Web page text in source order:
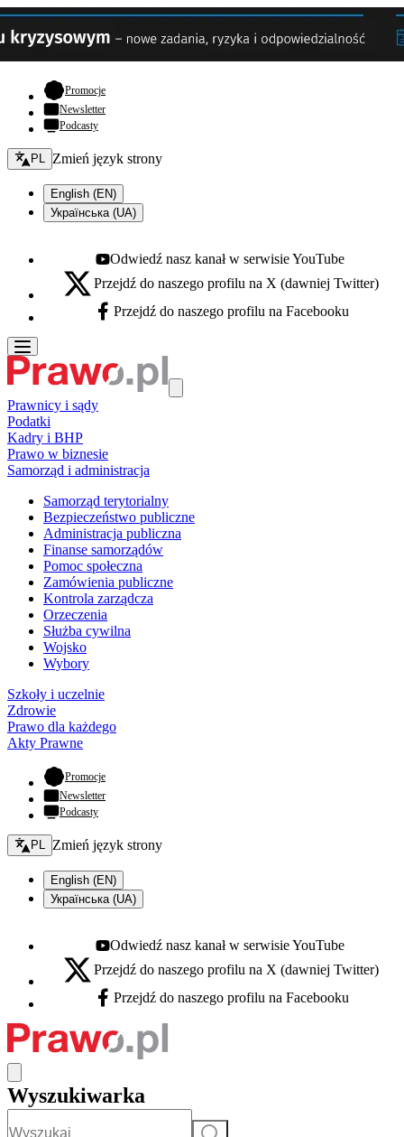
Promocje- otwiera się w nowej karcie
Newsletter
Podcasty
Zmień język - bieżący:
PL Zmień język strony
English (EN)
Українська (UA)
Youtube - otwiera się w nowej karcie
Odwiedź nasz kanał w serwisie YouTube
X - otwiera się w nowej karcie
Przejdź do naszego profilu na X (dawniej Twitter)
Facebook - otwiera się w nowej karcie
Przejdź do naszego profilu na Facebooku
Prawnicy i sądy
Podatki
Kadry i BHP
Prawo w biznesie
Samorząd i administracja
Samorząd terytorialny
Bezpieczeństwo publiczne
Administracja publiczna
Finanse samorządów
Pomoc społeczna
Zamówienia publiczne
Kontrola zarządcza
Orzeczenia
Służba cywilna
Wojsko
Wybory
Szkoły i uczelnie
Zdrowie
Prawo dla każdego
Akty Prawne
Promocje- otwiera się w nowej karcie
Newsletter
Podcasty
Zmień język - bieżący:
PL Zmień język strony
English (EN)
Українська (UA)
Youtube - otwiera się w nowej karcie
Odwiedź nasz kanał w serwisie YouTube
X - otwiera się w nowej karcie
Przejdź do naszego profilu na X (dawniej Twitter)
Facebook - otwiera się w nowej karcie
Przejdź do naszego profilu na Facebooku
Wyszukiwarka
Szukaj